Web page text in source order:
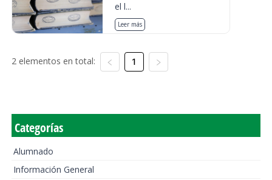
el l...
Leer más
2 elementos en total: 1
Categorías
Alumnado
Información General